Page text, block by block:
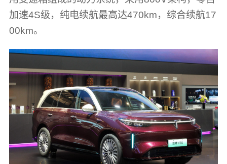
加速4S级，纯电续航最高达470km，综合续航17
00km。